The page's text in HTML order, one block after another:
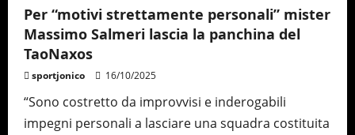
anni,
il
TaoNaxos
ufficializza
denominazione
“Città
di
Taormina”
Per “motivi strettamente personali” mister
Massimo Salmeri lascia la panchina del
TaoNaxos
sportjonico 16/10/2025
“Sono costretto da improvvisi e inderogabili
impegni personali a lasciare una squadra costituita